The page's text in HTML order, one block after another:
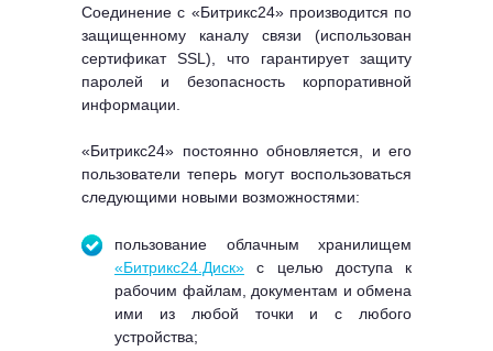
Соединение с «Битрикс24» производится по
защищенному каналу связи (использован
сертификат SSL), что гарантирует защиту
паролей и безопасность корпоративной
информации.
«Битрикс24» постоянно обновляется, и его
пользователи теперь могут воспользоваться
следующими новыми возможностями:
пользование облачным хранилищем
«Битрикс24.Диск» с целью доступа к
рабочим файлам, документам и обмена
ими из любой точки и с любого
устройства;